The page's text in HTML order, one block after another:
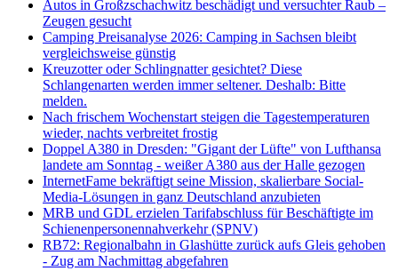
Autos in Großzschachwitz beschädigt und versuchter Raub –
Zeugen gesucht
Camping Preisanalyse 2026: Camping in Sachsen bleibt
vergleichsweise günstig
Kreuzotter oder Schlingnatter gesichtet? Diese
Schlangenarten werden immer seltener. Deshalb: Bitte
melden.
Nach frischem Wochenstart steigen die Tagestemperaturen
wieder, nachts verbreitet frostig
Doppel A380 in Dresden: "Gigant der Lüfte" von Lufthansa
landete am Sonntag - weißer A380 aus der Halle gezogen
InternetFame bekräftigt seine Mission, skalierbare Social-
Media-Lösungen in ganz Deutschland anzubieten
MRB und GDL erzielen Tarifabschluss für Beschäftigte im
Schienenpersonennahverkehr (SPNV)
RB72: Regionalbahn in Glashütte zurück aufs Gleis gehoben
- Zug am Nachmittag abgefahren